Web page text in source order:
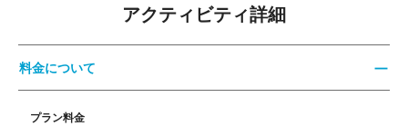
アクティビティ詳細
料金について
プラン料金